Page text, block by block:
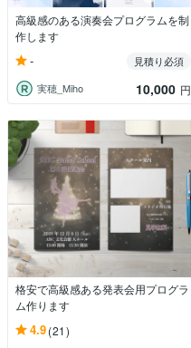
高級感のある演奏会プログラムを制
作します
-
見積り必須
実穂_Miho
10,000 円
格安で高級感ある発表会用プログラ
ム作ります
4.9(21)